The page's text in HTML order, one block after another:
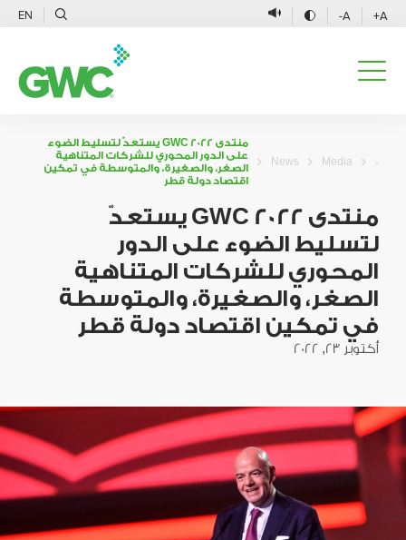
A+
A-
EN
Media
News
منتدى GWC 2022 يستعدّ لتسليط الضوء
على الدور المحوري للشركات المتناهية
الصغر، والصغيرة، والمتوسطة في تمكين
اقتصاد دولة قطر
منتدى GWC 2022 يستعدّ
لتسليط الضوء على الدور
المحوري للشركات المتناهية
الصغر، والصغيرة، والمتوسطة
في تمكين اقتصاد دولة قطر
أكتوبر 23, 2022